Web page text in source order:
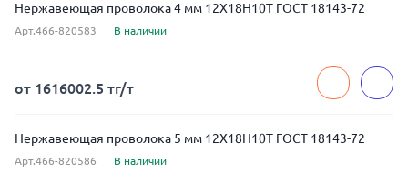
Нержавеющая проволока 4 мм 12Х18Н10Т ГОСТ 18143-72
Арт.466-820583 В наличии
от 1616002.5 тг/т
Нержавеющая проволока 5 мм 12Х18Н10Т ГОСТ 18143-72
Арт.466-820586 В наличии